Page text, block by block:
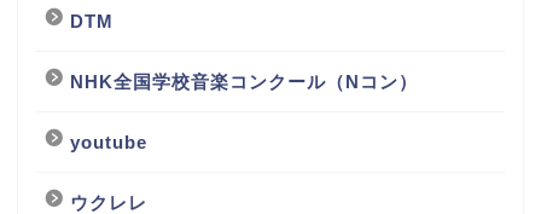
DTM
NHK全国学校音楽コンクール（Nコン）
youtube
ウクレレ